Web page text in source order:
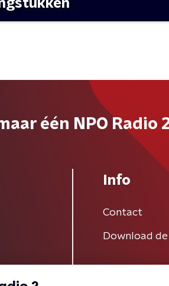
één NPO Radio
Info
Contact
Download